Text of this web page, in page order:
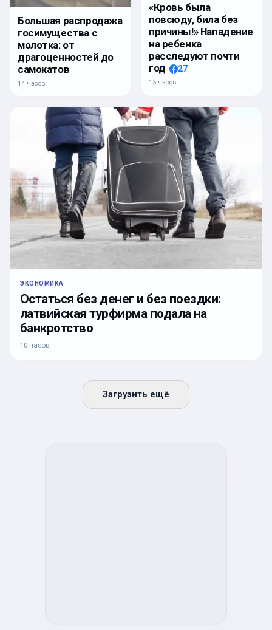
Большая распродажа
госимущества с
молотка: от
драгоценностей до
самокатов
14 часов
«Кровь была
повсюду, била без
причины!» Нападение
на ребенка
расследуют почти
год
27
15 часов
ЭКОНОМИКА
Остаться без денег и без поездки:
латвийская турфирма подала на
банкротство
10 часов
Загрузить ещё